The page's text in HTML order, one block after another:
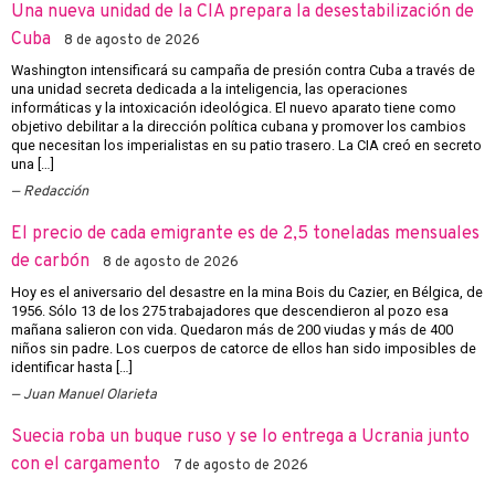
Una nueva unidad de la CIA prepara la desestabilización de
Cuba
8 de agosto de 2026
Washington intensificará su campaña de presión contra Cuba a través de
una unidad secreta dedicada a la inteligencia, las operaciones
informáticas y la intoxicación ideológica. El nuevo aparato tiene como
objetivo debilitar a la dirección política cubana y promover los cambios
que necesitan los imperialistas en su patio trasero. La CIA creó en secreto
una […]
Redacción
El precio de cada emigrante es de 2,5 toneladas mensuales
de carbón
8 de agosto de 2026
Hoy es el aniversario del desastre en la mina Bois du Cazier, en Bélgica, de
1956. Sólo 13 de los 275 trabajadores que descendieron al pozo esa
mañana salieron con vida. Quedaron más de 200 viudas y más de 400
niños sin padre. Los cuerpos de catorce de ellos han sido imposibles de
identificar hasta […]
Juan Manuel Olarieta
Suecia roba un buque ruso y se lo entrega a Ucrania junto
con el cargamento
7 de agosto de 2026